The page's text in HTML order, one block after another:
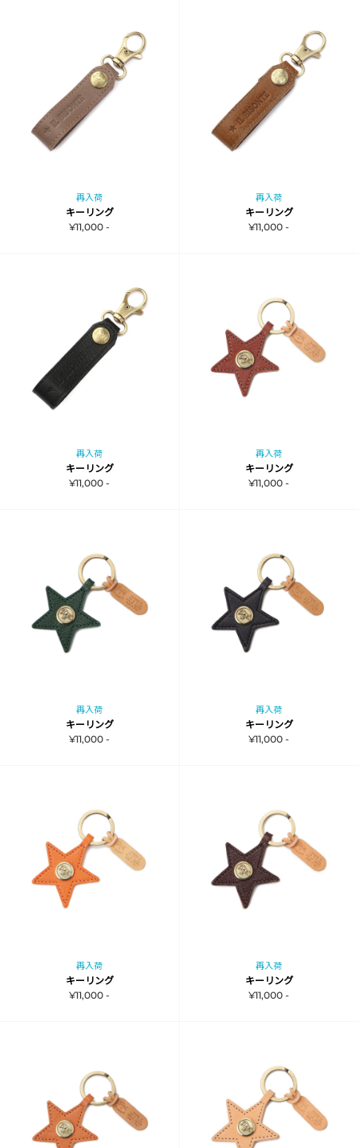
再入荷
キーリング
¥11,000 -
再入荷
キーリング
¥11,000 -
再入荷
キーリング
¥11,000 -
再入荷
キーリング
¥11,000 -
再入荷
キーリング
¥11,000 -
再入荷
キーリング
¥11,000 -
再入荷
キーリング
¥11,000 -
再入荷
キーリング
¥11,000 -